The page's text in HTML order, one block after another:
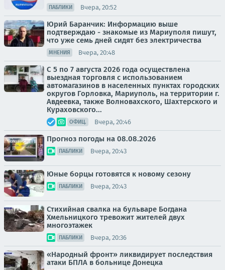
ПАБЛИКИ Вчера, 20:52
Юрий Баранчик: Информацию выше
подтверждаю - знакомые из Мариуполя пишут,
что уже семь дней сидят без электричества
МНЕНИЯ Вчера, 20:48
С 5 по 7 августа 2026 года осуществлена
выездная торговля с использованием
автомагазинов в населенных пунктах городских
округов Горловка, Мариуполь, на территории г.
Авдеевка, также Волновахского, Шахтерского и
Кураховского...
ОФИЦ. Вчера, 20:46
Прогноз погоды на 08.08.2026
ПАБЛИКИ Вчера, 20:43
Юные борцы готовятся к новому сезону
ПАБЛИКИ Вчера, 20:43
Стихийная свалка на бульваре Богдана
Хмельницкого тревожит жителей двух
многоэтажек
ПАБЛИКИ Вчера, 20:36
«Народный фронт» ликвидирует последствия
атаки БПЛА в больнице Донецка